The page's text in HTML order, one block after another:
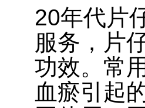
20年代片
服务， 片
功效。常
血瘀引起